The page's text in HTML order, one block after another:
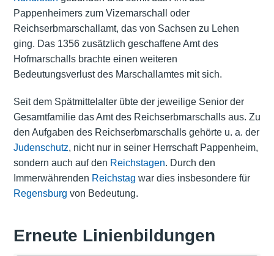
Pappenheimers zum Vizemarschall oder
Reichserbmarschallamt, das von Sachsen zu Lehen
ging. Das 1356 zusätzlich geschaffene Amt des
Hofmarschalls brachte einen weiteren
Bedeutungsverlust des Marschallamtes mit sich.
Seit dem Spätmittelalter übte der jeweilige Senior der
Gesamtfamilie das Amt des Reichserbmarschalls aus. Zu
den Aufgaben des Reichserbmarschalls gehörte u. a. der
Judenschutz, nicht nur in seiner Herrschaft Pappenheim,
sondern auch auf den Reichstagen. Durch den
Immerwährenden Reichstag war dies insbesondere für
Regensburg von Bedeutung.
Erneute Linienbildungen